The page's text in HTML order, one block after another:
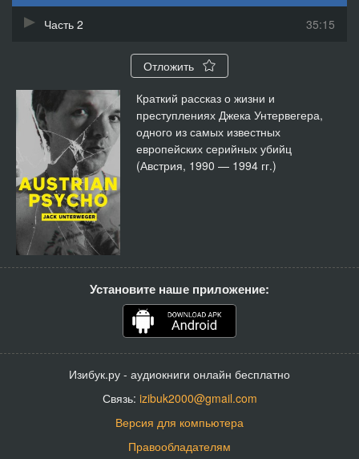
35:15
Часть 2
Отложить
Краткий рассказ о жизни и
преступлениях Джека Унтервегера,
одного из самых известных
европейских серийных убийц
(Австрия, 1990 — 1994 гг.)
Установите наше приложение:
Изибук.ру - аудиокниги онлайн бесплатно
Связь: izibuk2000@gmail.com
Версия для компьютера
Правообладателям